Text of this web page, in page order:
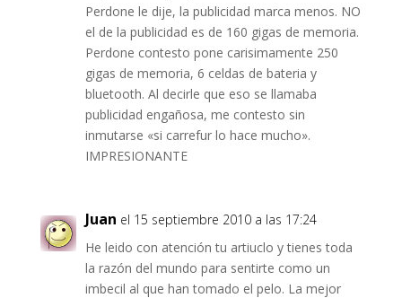
Perdone le dije, la publicidad marca menos. NO
el de la publicidad es de 160 gigas de memoria.
Perdone contesto pone carisimamente 250
gigas de memoria, 6 celdas de bateria y
bluetooth. Al decirle que eso se llamaba
publicidad engañosa, me contesto sin
inmutarse «si carrefur lo hace mucho».
IMPRESIONANTE
Juan el 15 septiembre 2010 a las 17:24
He leido con atención tu artiuclo y tienes toda
la razón del mundo para sentirte como un
imbecil al que han tomado el pelo. La mejor